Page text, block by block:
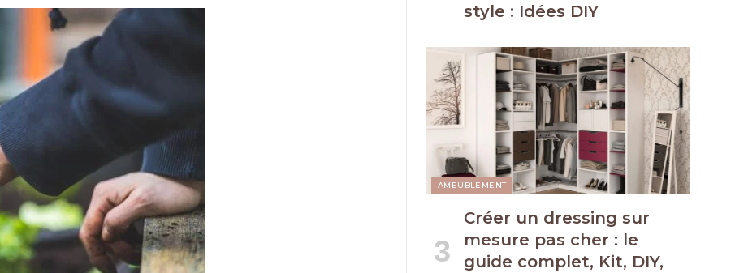
style : Idées DIY
AMEUBLEMENT
Créer un dressing sur
mesure pas cher : le
guide complet, Kit, DIY,